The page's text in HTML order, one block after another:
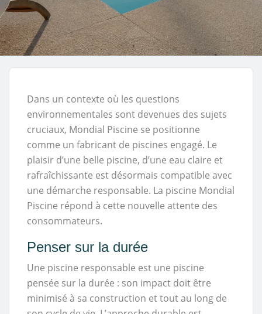
Dans un contexte où les questions
environnementales sont devenues des sujets
cruciaux, Mondial Piscine se positionne
comme un fabricant de piscines engagé. Le
plaisir d’une belle piscine, d’une eau claire et
rafraîchissante est désormais compatible avec
une démarche responsable. La piscine Mondial
Piscine répond à cette nouvelle attente des
consommateurs.
Penser sur la durée
Une piscine responsable est une piscine
pensée sur la durée : son impact doit être
minimisé à sa construction et tout au long de